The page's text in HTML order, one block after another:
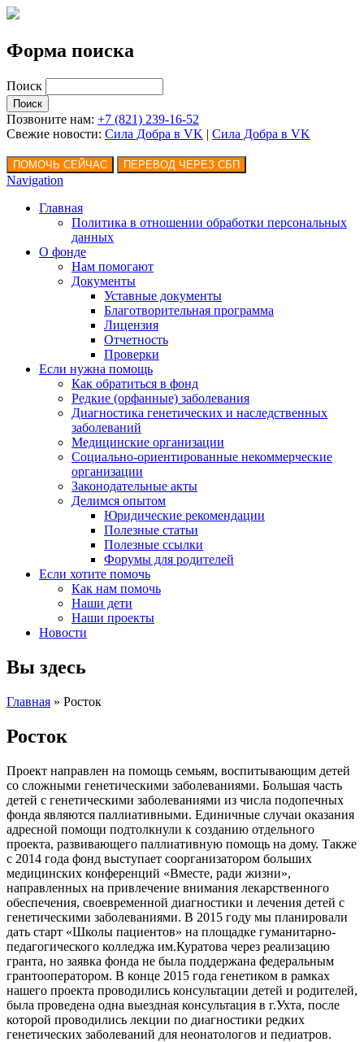
Форма поиска
Поиск
Позвоните нам: +7 (821) 239-16-52
Свежие новости: Сила Добра в VK | Сила Добра в VK
Navigation
Главная
Политика в отношении обработки персональных
данных
О фонде
Нам помогают
Документы
Уставные документы
Благотворительная программа
Лицензия
Отчетность
Проверки
Если нужна помощь
Как обратиться в фонд
Редкие (орфанные) заболевания
Диагностика генетических и наследственных
заболеваний
Медицинские организации
Социально-ориентированные некоммерческие
организации
Законодательные акты
Делимся опытом
Юридические рекомендации
Полезные статьи
Полезные ссылки
Форумы для родителей
Если хотите помочь
Как нам помочь
Наши дети
Наши проекты
Новости
Вы здесь
Главная » Росток
Росток
Проект направлен на помощь семьям, воспитывающим детей
со сложными генетическими заболеваниями. Большая часть
детей с генетическими заболеваниями из числа подопечных
фонда являются паллиативными. Единичные случаи оказания
адресной помощи подтолкнули к созданию отдельного
проекта, развивающего паллиативную помощь на дому. Также
с 2014 года фонд выступает соорганизатором больших
медицинских конференций «Вместе, ради жизни»,
направленных на привлечение внимания лекарственного
обеспечения, своевременной диагностики и лечения детей с
генетическими заболеваниями. В 2015 году мы планировали
дать старт «Школы пациентов» на площадке гуманитарно-
педагогического колледжа им.Куратова через реализацию
гранта, но заявка фонда не была поддержана федеральным
грантооператором. В конце 2015 года генетиком в рамках
нашего проекта проводились консультации детей и родителей,
была проведена одна выездная консультация в г.Ухта, после
которой проводились лекции по диагностики редких
генетических заболеваний для неонатологов и педиатров.